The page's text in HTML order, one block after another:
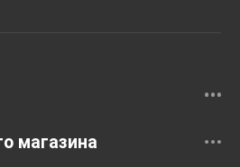
магазина